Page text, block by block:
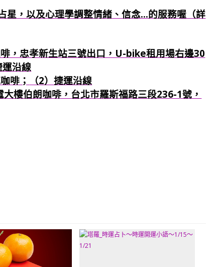
星，以及心理學調整情緒、信念...的服務喔（詳
，忠孝新生站三號出口，U-bike租用場右邊30
沿線
啡；
（2）捷運沿線
樓伯朗咖啡，台北市羅斯福路三段236-1號，